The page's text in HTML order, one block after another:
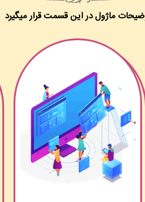
ماژول در این قسمت قرار میگیرد